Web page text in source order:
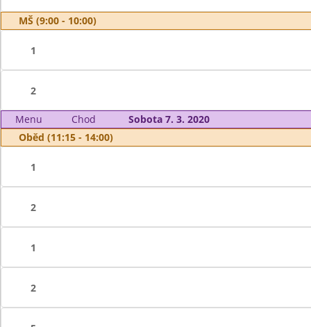
MŠ (9:00 - 10:00)
1
2
Menu Chod
Sobota 7. 3. 2020
Oběd (11:15 - 14:00)
1
2
1
2